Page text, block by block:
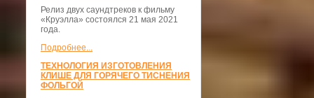
Релиз двух саундтреков к фильму
«Круэлла» состоялся 21 мая 2021
года.
Подробнее...
ТЕХНОЛОГИЯ ИЗГОТОВЛЕНИЯ
КЛИШЕ ДЛЯ ГОРЯЧЕГО ТИСНЕНИЯ
ФОЛЬГОЙ